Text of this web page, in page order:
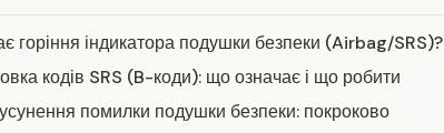
горіння індикатора подушки безпеки (Airbag/SRS)?
кодів SRS (B-коди): що означає і що робити
помилки подушки безпеки: покроково